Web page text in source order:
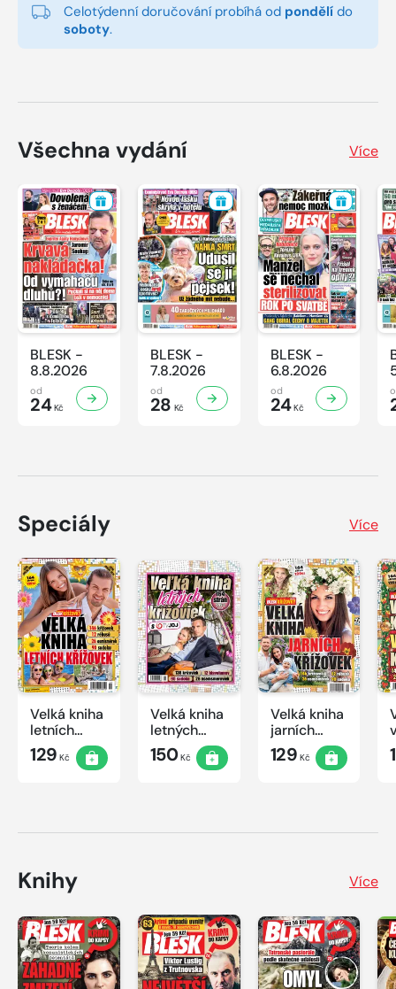
Celotýdenní doručování probíhá od pondělí do
soboty.
Všechna vydání Více
BLESK -
8.8.2026
od
24Kč
BLESK -
7.8.2026
od
28 Kč
BLESK -
6.8.2026
od
24Kč
Speciály Více
Velká kniha
letních
křížovek
2026
129 Kč
Velká kniha
letných
krížoviek s
TV JOJ
150Kč
Velká kniha
jarních
křížovek
2026
129 Kč
Knihy Více